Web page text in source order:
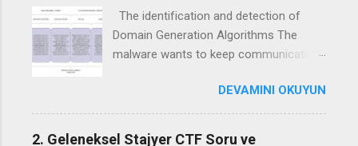
gizlendiği/gizlenebileceği anlatılmaya
çalışılmıştır. Burada da ilk olarak data
gizleme/saklama bilimi olan
gerekmekteydi. Steganografi ile ilgili
ayrıntılı bilgi için bkz . Resim dosyalarına
farklı yöntemler ile data
The identification and detection of
Domain Generation Algorithms The
malware wants to keep communication
Control (C2) servers to receive
instructions on what to do with the
infected host. However, when the
DEVAMINI OKUYUN
2. Geleneksel Stajyer CTF Soru ve